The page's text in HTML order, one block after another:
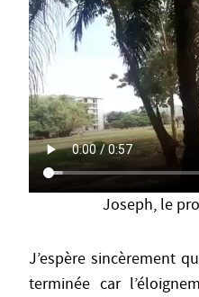
Joseph, le
J’espère sincèrement
terminée car